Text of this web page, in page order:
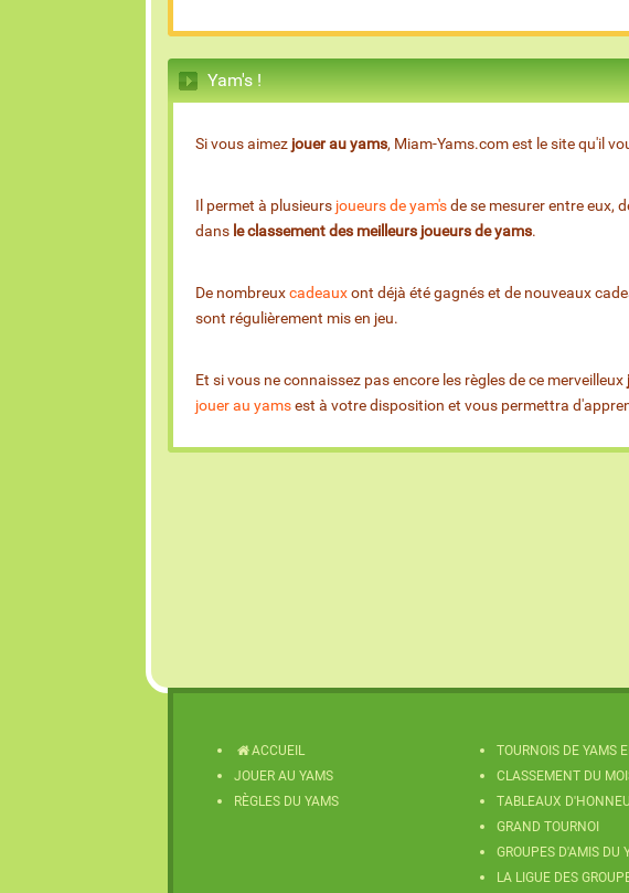
Yam's !
Si vous aimez jouer au yams, Miam-Yams.com est le site qu'il
Il permet à plusieurs joueurs de yam'sde se mesurer entre eux,
dans le classement des meilleurs joueurs de yams.
De nombreuxcadeauxont déjà été gagnés et de nouveaux
sont régulièrement mis en jeu.
Et si vous ne connaissez pas encore les règles de ce merveilleux
jouer au yamsest à votre disposition et vous permettra
ACCUEIL
JOUER AU YAMS
RÈGLES DU YAMS
TOURNOIS DE YAMS
CLASSEMENT DU
TABLEAUX
GRAND TOURNOI
GROUPES D'AMIS DU
LA LIGUE DES